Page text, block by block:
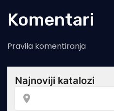
Komentari
Pravila komentiranja